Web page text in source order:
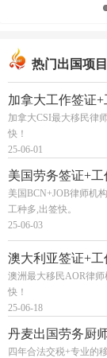
热门出国项目
加拿大工作签证
加拿大CSI最大移民律
快！
25-06-01
美国劳务签证+
美国BCN+JOB律师机
工种多,出签快。
25-06-03
澳大利亚签证+
澳洲最大移民AOR律
快！
25-06-18
丹麦出国劳务厨
四年合法交税+专业的